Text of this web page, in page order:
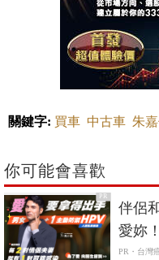
關鍵字: 買車 中古車 朱
你可能會喜歡
PR
伴侶
愛妳！
PR・台灣